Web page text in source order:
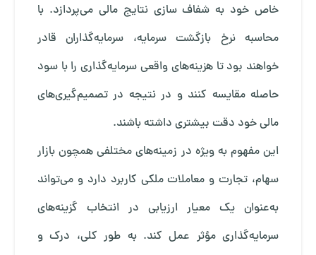
خاص خود به شفاف سازی نتایج مالی می‌پردازد. با
محاسبه نرخ بازگشت سرمایه، سرمایه‌گذاران قادر
خواهند بود تا هزینه‌های واقعی سرمایه‌گذاری را با سود
حاصله مقایسه کنند و در نتیجه در تصمیم‌گیری‌های
مالی خود دقت بیشتری داشته باشند.
این مفهوم به ویژه در زمینه‌های مختلفی همچون بازار
سهام، تجارت و معاملات ملکی کاربرد دارد و می‌تواند
به‌عنوان یک معیار ارزیابی در انتخاب گزینه‌های
سرمایه‌گذاری مؤثر عمل کند. به طور کلی، درک و